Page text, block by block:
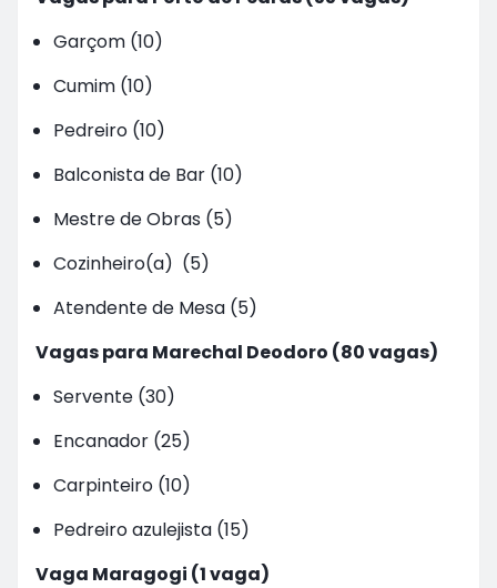
Garçom (10)
Cumim (10)
Pedreiro (10)
Balconista de Bar (10)
Mestre de Obras (5)
Cozinheiro(a) (5)
Atendente de Mesa (5)
Vagas para Marechal Deodoro (80 vagas)
Servente (30)
Encanador (25)
Carpinteiro (10)
Pedreiro azulejista (15)
Vaga Maragogi (1 vaga)